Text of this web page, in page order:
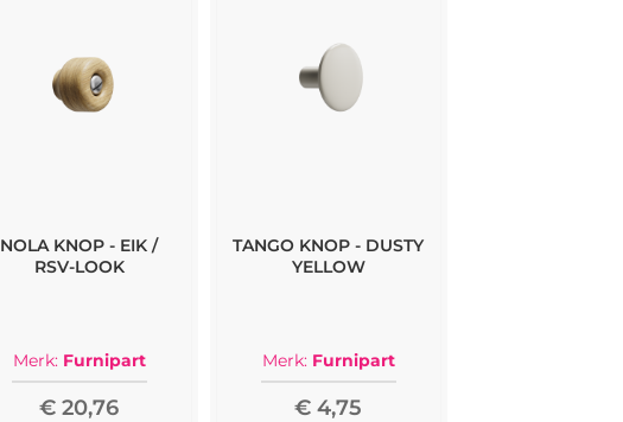
NOLA KNOP - EIK /
RSV-LOOK
Merk: Furnipart
€ 20,76
TANGO KNOP - DUSTY
YELLOW
Merk: Furnipart
€ 4,75